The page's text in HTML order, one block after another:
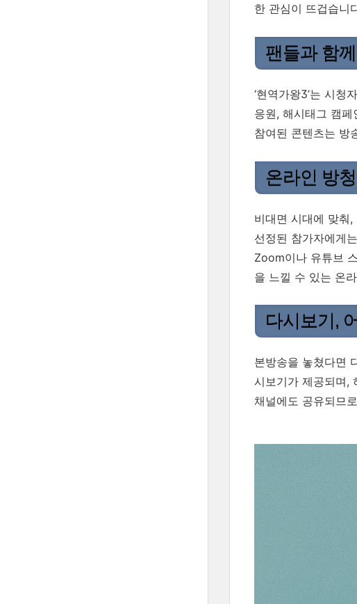
한 관심이 뜨겁습니
팬들과 함
‘현역가왕3’는 시
응원, 해시태그 캠
참여된 콘텐츠는 방
온라인 방
비대면 시대에 맞춰
선정된 참가자에게
Zoom이나 유튜브
을 느낄 수 있는 온
다시보기,
본방송을 놓쳤다면
시보기가 제공되며,
채널에도 공유되므